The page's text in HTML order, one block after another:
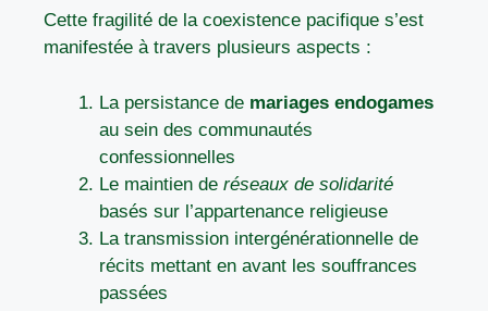
Cette fragilité de la coexistence pacifique s’est
manifestée à travers plusieurs aspects :
La persistance de mariages endogames
au sein des communautés
confessionnelles
Le maintien de réseaux de solidarité
basés sur l’appartenance religieuse
La transmission intergénérationnelle de
récits mettant en avant les souffrances
passées